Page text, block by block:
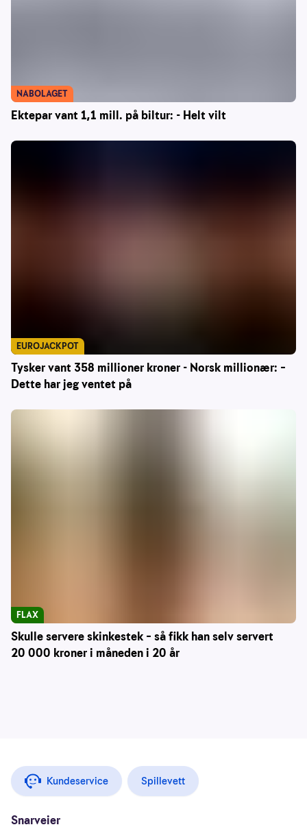
Ektepar vant 1,1 mill. på biltur: - Helt vilt
NABOLAGET
Tysker vant 358 millioner kroner - Norsk millionær: –
Dette har jeg ventet på
EUROJACKPOT
Skulle servere skinkestek – så fikk han selv servert
20 000 kroner i måneden i 20 år
FLAX
Kundeservice Spillevett
Snarveier